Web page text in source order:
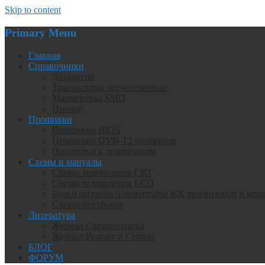
Skip to content
Primary Menu
Главная
Справочники
Прошивки
Схемы и мануалы
Литература
БЛОГ
ФОРУМ